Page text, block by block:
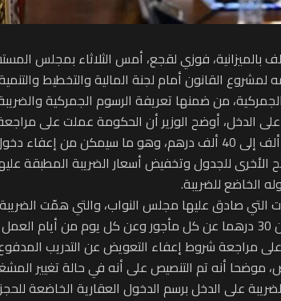
فوزي لقجع، أمس الثلاثاء بمجلس المستشارين، أهم
لمشروع القانون أمام لجنة المالية والتخطيط
من ضمنها تعريفة الرسوم الجمركية
الدخل، أوضح الوزير أن الحكومة عملت على
التي صادق عليها مجلس النواب، والتي همّت
على مراجعة شروط إعفاء التعويض عن التدريب
أنه تم التنصيص على أنه في حالة تغيير
على الدخل برسم الدخول العقارية الخاضعة للحجز